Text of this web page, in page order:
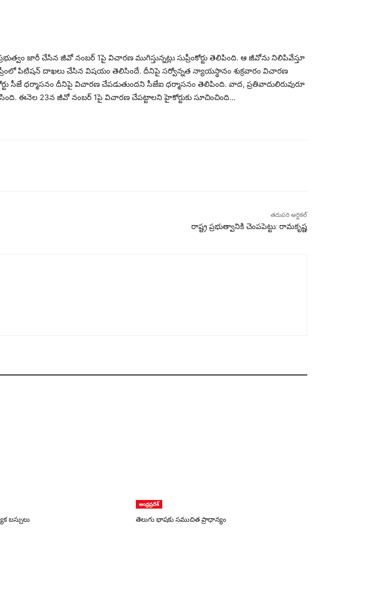
జారీ చేసిన జీవో నంబర్‌ 1పై విచారణ ముగిస్తున్నట్లు సుప్రీంకోర్టు తెలిపింది. ఆ జీవోను నిలిపివేస్తూ
పిటిషన్‌ దాఖలు చేసిన విషయం తెలిసిందే. దీనిపై సర్వోన్నత న్యాయస్థానం శుక్రవారం విచారణ
సీజే ధర్మాసనం దీనిపై విచారణ చేపడుతుందని సీజేఐ ధర్మాసనం తెలిపింది. వాద, ప్రతివాదులిరువురూ
చేసింది. ఈనెల 23న జీవో నంబర్‌ 1పై విచారణ చేపట్టాలని హైకోర్టుకు సూచించింది…
తదుపరి ఆర్టికల్
రాష్ట్ర ప్రభుత్వానికి చెంపపెట్టు: రామకృష్ణ
బ‌స్సులు
ఆంధ్రప్రదేశ్
​తెలుగు భాషకు సముచిత ప్రాధాన్యం